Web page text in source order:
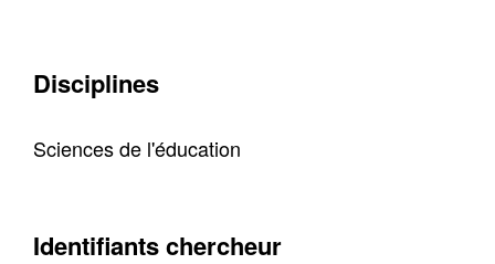
Disciplines
Sciences de l'éducation
Identifiants chercheur